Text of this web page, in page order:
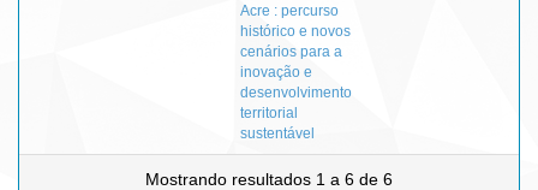
Acre : percurso
histórico e novos
cenários para a
inovação e
desenvolvimento
territorial
sustentável
Mostrando resultados 1 a 6 de 6